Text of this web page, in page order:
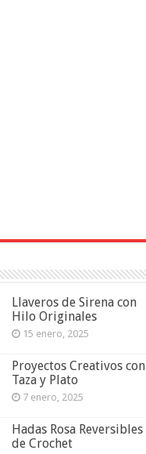
Llaveros de Sirena con
Hilo Originales
15 enero, 2025
Proyectos Creativos con
Taza y Plato
7 enero, 2025
Hadas Rosa Reversibles
de Crochet